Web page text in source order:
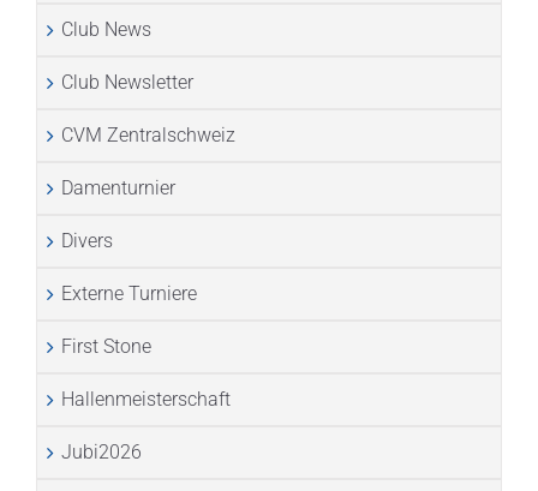
Club News
Club Newsletter
CVM Zentralschweiz
Damenturnier
Divers
Externe Turniere
First Stone
Hallenmeisterschaft
Jubi2026